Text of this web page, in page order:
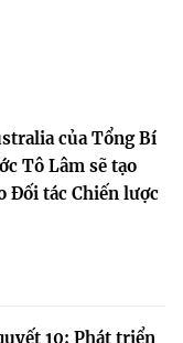
của Tổng Bí
Tô Lâm sẽ tạo
Đối tác Chiến lược
10: Phát triển